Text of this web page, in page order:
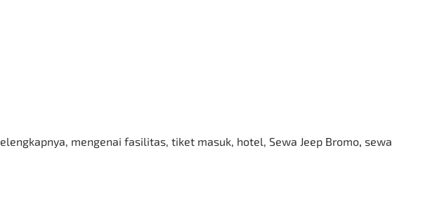
mengenai fasilitas, tiket masuk, hotel, Sewa Jeep Bromo sewa